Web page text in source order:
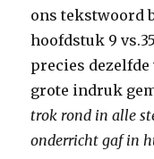
ons tekstwoord
hoofdstuk 9
precies
grote indruk
trok rond in alle
onderricht gaf in